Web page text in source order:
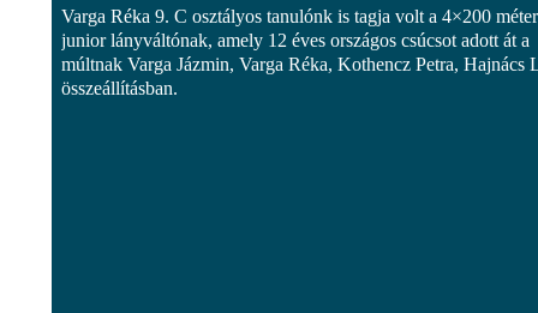
Varga Réka 9. C osztályos tanulónk is tagja volt a 4×200
junior lányváltónak, amely 12 éves országos csúcsot adott át a
múltnak Varga Jázmin, Varga Réka, Kothencz Petra, Hajnács
összeállításban.